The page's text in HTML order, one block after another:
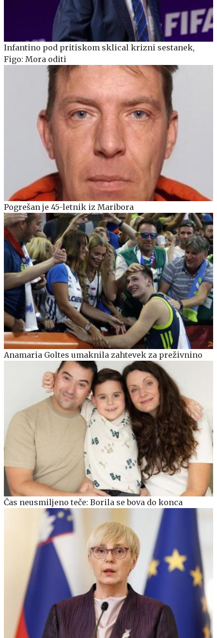
Infantino pod pritiskom sklical krizni sestanek,
Figo: Mora oditi
Pogrešan je 45-letnik iz Maribora
Anamaria Goltes umaknila zahtevek za preživnino
Čas neusmiljeno teče: Borila se bova do konca